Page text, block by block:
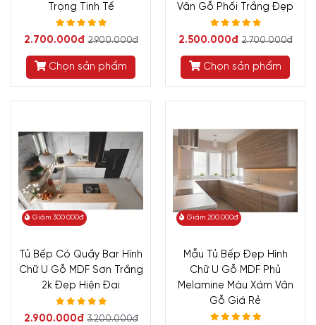
Trọng Tinh Tế
2.700.000đ 2.900.000đ
Chọn sản phẩm
Vân Gỗ Phối Trắng Đẹp
2.500.000đ 2.700.000đ
Chọn sản phẩm
Giảm 300.000đ
Tủ Bếp Có Quầy Bar Hình
Chữ U Gỗ MDF Sơn Trắng
2k Đẹp Hiện Đại
2.900.000đ 3.200.000đ
Giảm 200.000đ
Mẫu Tủ Bếp Đẹp Hình
Chữ U Gỗ MDF Phủ
Melamine Màu Xám Vân
Gỗ Giá Rẻ